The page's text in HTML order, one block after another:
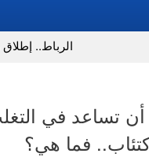
الرباط.. إطلاق
أن تساعد في
فما هي؟